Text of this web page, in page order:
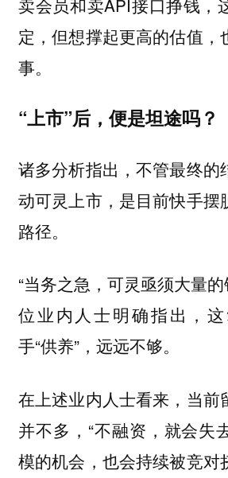
定，但想撑起更高的估值，
事。
“上市”后，便是坦途吗？
诸多分析指出，不管最终的
动可灵上市，是目前快手摆
路径。
“当务之急，可灵亟须大量的
位业内人士明确指出，
手“供养”，远远不够。
在上述业内人士看来，当前
并不多，“不融资，就会失
模的机会，也会持续被竞对